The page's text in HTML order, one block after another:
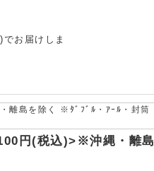
お届けしま
離島を除く ※ﾀﾞﾌﾞﾙ・ｱｰﾙ・封筒
円(税込)>※沖縄・離島